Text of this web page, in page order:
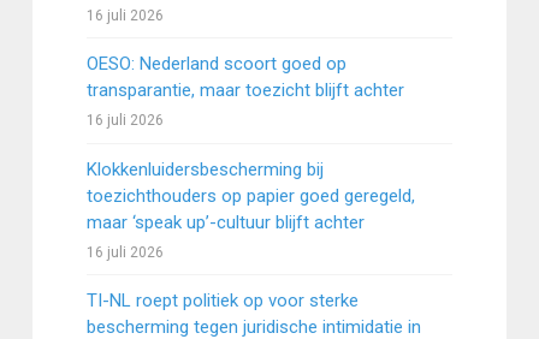
16 juli 2026
OESO: Nederland scoort goed op
transparantie, maar toezicht blijft achter
16 juli 2026
Klokkenluidersbescherming bij
toezichthouders op papier goed geregeld,
maar ‘speak up’-cultuur blijft achter
16 juli 2026
TI-NL roept politiek op voor sterke
bescherming tegen juridische intimidatie in